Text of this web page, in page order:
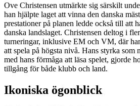
Ove Christensen utmärkte sig särskilt
han hjälpte laget att vinna den danska
prestationer på planen ledde också till att
danska landslaget. Christensen deltog i
turneringar, inklusive EM och VM, där
att spela på högsta nivå. Hans styrka som
med hans förmåga att läsa spelet, gjorde
tillgång för både klubb och land.
Ikoniska ögonblick